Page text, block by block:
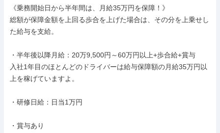
《乗務開始日から半年間は、月給35万円を保障！》
総額が保障金額を上回る歩合を上げた場合は、その分を上乗せし
た給与を支給。
・半年後以降月給：20万9,500円～60万円以上+歩合給+賞与
入社1年目のほとんどのドライバーは給与保障額の月給35万円以
上を稼げていますよ。
・研修日給：日当1万円
・賞与あり